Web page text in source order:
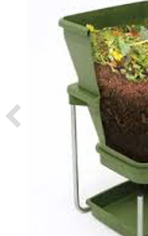
Previous